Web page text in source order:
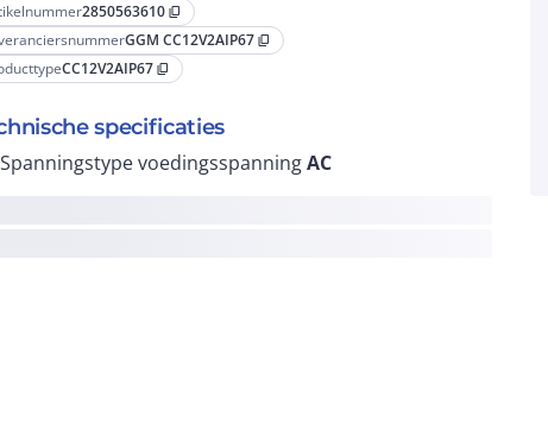
2850563610 content_copy
GGM CC12V2AIP67 content_copy
CC12V2AIP67 content_copy
specificaties
Spanningstype voedingsspanningAC